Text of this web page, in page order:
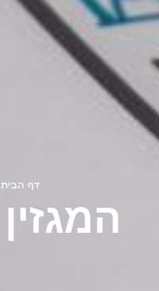
דף הבית